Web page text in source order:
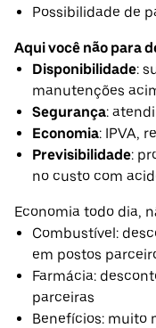
Possibilidade de
Aqui você não para
Disponibilidade:
manutenções
Segurança:
Economia: IPVA,
Previsibilidade:
no custo com
Economia todo dia,
Combustível:
em postos
Farmácia:
parceiras
Benefícios: muito